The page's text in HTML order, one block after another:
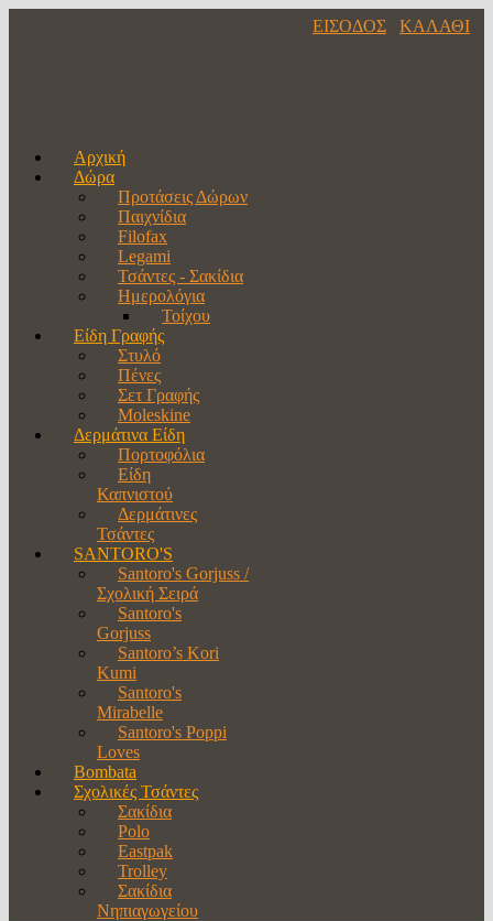
ΕΙΣΟΔΟΣ ΚΑΛΑΘΙ
Αρχική
Δώρα
Προτάσεις Δώρων
Παιχνίδια
Filofax
Legami
Τσάντες - Σακίδια
Ημερολόγια
Τοίχου
Είδη Γραφής
Στυλό
Πένες
Σετ Γραφής
Moleskine
Δερμάτινα Είδη
Πορτοφόλια
Είδη
Καπνιστού
Δερμάτινες
Τσάντες
SANTORO'S
Santoro's Gorjuss /
Σχολική Σειρά
Santoro's
Gorjuss
Santoro’s Kori
Kumi
Santoro's
Mirabelle
Santoro's Poppi
Loves
Bombata
Σχολικές Τσάντες
Σακίδια
Polo
Eastpak
Trolley
Σακίδια
Νηπιαγωγείου